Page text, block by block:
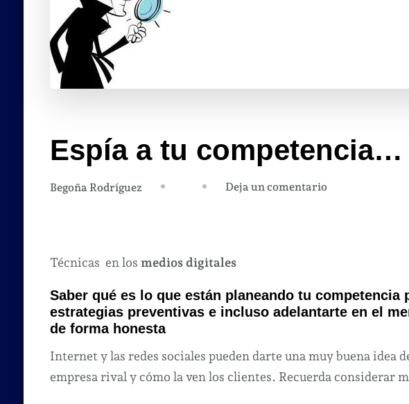
Espía a tu competencia…
Begoña Rodríguez Deja un comentarioen
Técnicas en los medios digitales
Saber qué es lo que están planeando tu competencia
estrategias preventivas e incluso adelantarte en el
de forma honesta
Internet y las redes sociales pueden darte una muy buena idea
empresa rival y cómo la ven los clientes. Recuerda considerar